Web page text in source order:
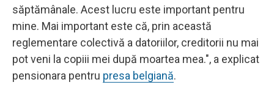
săptămânale. Acest lucru este important pentru
mine. Mai important este că, prin această
reglementare colectivă a datoriilor, creditorii nu mai
pot veni la copiii mei după moartea mea.", a explicat
pensionara pentru presa belgiană.